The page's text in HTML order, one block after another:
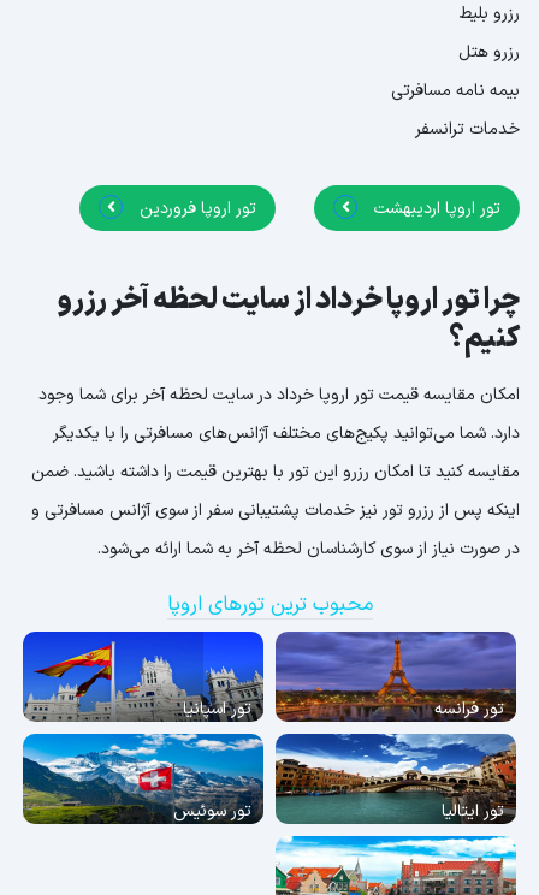
رزرو بلیط
رزرو هتل
بیمه نامه مسافرتی
خدمات ترانسفر
تور اروپا اردیبهشت تور اروپا فروردین
چرا تور اروپا خرداد از سایت لحظه آخر رزرو
کنیم؟
امکان مقایسه قیمت تور اروپا خرداد در سایت لحظه آخر برای شما وجود
دارد. شما می‌توانید پکیج‌های مختلف آژانس‌های مسافرتی را با یکدیگر
مقایسه کنید تا امکان رزرو این تور با بهترین قیمت را داشته باشید. ضمن
اینکه پس از رزرو تور نیز خدمات پشتیبانی سفر از سوی آژانس مسافرتی و
در صورت نیاز از سوی کارشناسان لحظه آخر به شما ارائه می‌شود.
محبوب ترین تورهای اروپا
تور فرانسه تور اسپانیا
تور ایتالیا تور سوئیس